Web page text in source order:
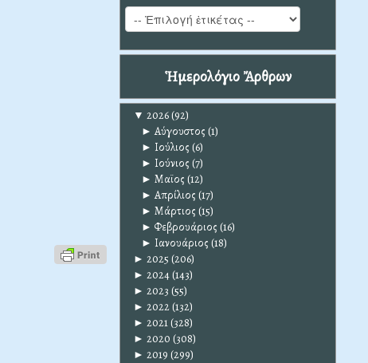
Ἡμερολόγιο Ἄρθρων
▼ 2026(92)
► Αύγουστος (1)
► Ιούλιος (6)
► Ιούνιος (7)
► Μαϊος (12)
► Απρίλιος (17)
► Μάρτιος (15)
► Φεβρουάριος (16)
► Ιανουάριος (18)
► 2025 (206)
► 2024(143)
► 2023 (55)
► 2022(132)
► 2021(328)
► 2020 (308)
► 2019 (299)